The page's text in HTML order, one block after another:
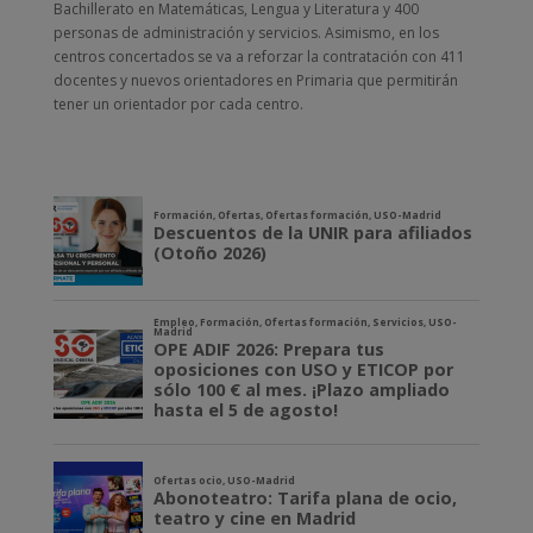
Bachillerato en Matemáticas, Lengua y Literatura y 400
personas de administración y servicios. Asimismo, en los
centros concertados se va a reforzar la contratación con 411
docentes y nuevos orientadores en Primaria que permitirán
tener un orientador por cada centro.